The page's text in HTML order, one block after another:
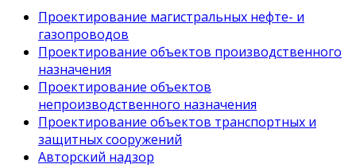
Проектирование магистральных нефте- и
газопроводов
Проектирование объектов производственного
назначения
Проектирование объектов
непроизводственного назначения
Проектирование объектов транспортных и
защитных сооружений
Авторский надзор